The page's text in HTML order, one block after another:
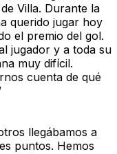
Villa. Durante la
querido jugar hoy
el premio del gol.
jugador y a toda su
muy difícil.
cuenta de qué
llegábamos a
puntos. Hemos